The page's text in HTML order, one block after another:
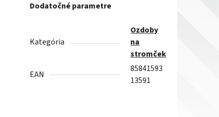
Dodatočné parametre
Kategória
Ozdoby
na
stromček
EAN
85841593
13591